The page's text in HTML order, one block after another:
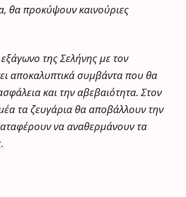
θα προκύψουν καινούριες
της Σελήνης με τον
αποκαλυπτικά συμβάντα που θα
και την αβεβαιότητα. Στον
τα ζευγάρια θα αποβάλλουν την
να αναθερμάνουν τα